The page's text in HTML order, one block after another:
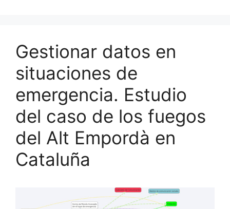
Gestionar datos en
situaciones de
emergencia. Estudio
del caso de los fuegos
del Alt Empordà en
Cataluña